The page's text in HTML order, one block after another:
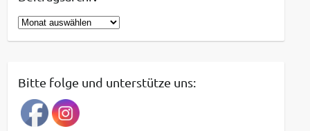
B
e
r
a
g
Bitte folge und unterstütze uns: